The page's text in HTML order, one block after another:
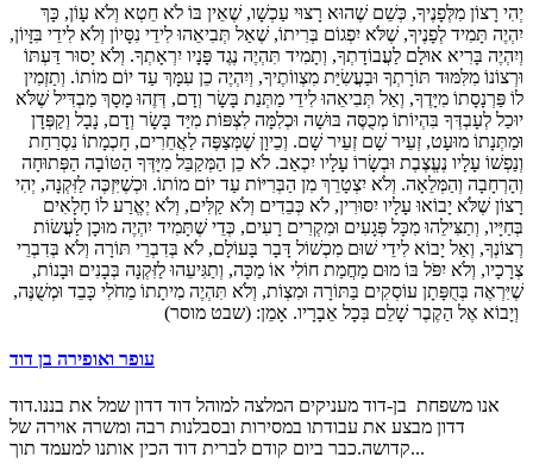
יְהִי רָצוֹן מִלְּפָנֶיךָ, כְּשֵׁם שֶׁהוּא רָצוּי עַכְשָׁו, שֶׁאֵין בּוֹ לֹא חֵטְא וְלֹא עָוֹן, כָּךְ
יִהְיֶה תָּמִיד לְפָנֶיךָ, שֶׁלֹּא יִפְגוֹם בְּרִיתוֹ, שֶׁאַל תְּבִיאֵהוּ לִידֵי נִסָּיוֹן וְלֹא לִידֵי בִּזָּיוֹן,
וְיִהְיֶה בָּרִיא אוּלָם לַעֲבוֹדָתְךָ, וְתָמִיד תִּהְיֶה נֶגֶד פָּנָיו יִרְאָתְךָ. וְלֹא יָסוּר דַּעְתּוֹ
וּרְצוֹנוֹ מִלִּמּוּד תּוֹרָתְךָ וּבַעֲשִׂיַּת מִצְווֹתֶיךָ, וְיִהְיֶה כֵן עִמָּךְ עַד יוֹם מוֹתוֹ. וְתַזְמִין
לוֹ פַּרְנָסָתוֹ מִיָּדֶךָ, וְאַל תְּבִיאֵהוּ לִידֵי מַתְּנַת בָּשָׂר וְדָם, דְּזֶהוּ מָסָךְ מַבְדִּיל שֶׁלֹּא
יוּכַל לְעָבְדְּךָ בִּהְיוֹתוֹ מְכֻסֶּה בּוּשָׁה וּכְלִמָּה לִצְפּוֹת מִיַּד בָּשָׂר וְדָם, נָבָל וְקַפְּדָן
וּמַתְּנָתוֹ מוּעָט, זְעֵיר שָׁם זְעֵיר שָׁם. וְכֵיוָן שֶׁמְּצַפֶּה לַאֲחֵרִים, חָכְמָתוֹ נִסְרַחַת
וְנַפְשׁוֹ עָלָיו נֶעֱצֶבֶת וּבְשָׂרוֹ עָלָיו יִכְאַב. לֹא כֵן הַמְּקַבֵּל מִיָּדְּךָ הַטּוֹבָה הַפְּתוּחָה
וְהָרְחָבָה וְהַמְּלֵאָה. וְלֹא יִצְטָרֵךְ מִן הַבְּרִיּוֹת עַד יוֹם מוֹתוֹ. וּכְשֶׁיִּזְכֶּה לַזִּקְנָה, יְהִי
רָצוֹן שֶׁלֹּא יָבוֹאוּ עָלָיו יִסּוּרִין, לֹא כְּבֵדִים וְלֹא קַלִּים, וְלֹא יְאֱרַע לוֹ חָלָאִים
בְּחַיָּיו, וְתַצִּילֵהוּ מִכָּל פְּגָעִים וּמִקְרִים רָעִים, כְּדֵי שֶׁתָּמִיד יִהְיֶה מוּכָן לַעֲשׂוֹת
רְצוֹנְךָ, וְאַל יָבוֹא לִידֵי שׁוּם מִכְשׁוֹל דָּבָר בָּעוֹלָם, לֹא בְּדִבְרֵי תּוֹרָה וְלֹא בְּדִבְרֵי
צְרָכָיו, וְלֹא יִפֹּל בּוֹ מוּם מַחֲמַת חוֹלִי אוֹ מַכָּה, וְתַגִּיעֵהוּ לַזִּקְנָה בְּבָנִים וּבָנוֹת,
שֶׁיִּרְאֶה בְּחֻפָּתָן עוֹסְקִים בַּתּוֹרָה וּמִצְוֹת, וְלֹא תִּהְיֶה מִיתָתוֹ מֵחֹלִי כָּבֵד וּמְשֻׁנֶּה,
עופר ואופירה בן דוד
אנו משפחת בן-דוד מעניקים המלצה למוהל דוד דדון שמל את בננו.דוד
דדון מבצע את עבודתו במסירות ובסבלנות רבה ומשרה אוירה של
קדושה.כבר ביום קודם לברית דוד הכין אותנו למעמד תוך...